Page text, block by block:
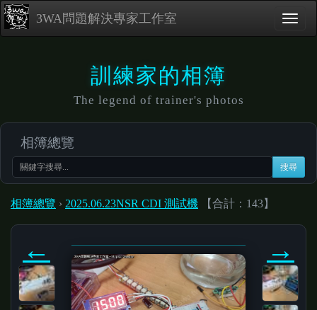
3WA問題解決專家工作室
訓練家的相簿
The legend of trainer's photos
相簿總覽
搜尋
相簿總覽 › 2025.06.23NSR CDI 測試機 【合計：143】
← →